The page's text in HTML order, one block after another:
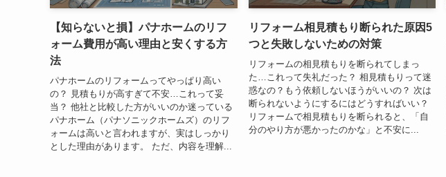
【知らないと損】パナホームのリフ
ォーム費用が高い理由と安くする方
法
パナホームのリフォームってやっぱり高い
の？ 見積もりが高すぎて不安…これって妥
当？ 他社と比較した方がいいのか迷っている
パナホーム（パナソニックホームズ）のリフ
ォームは高いと言われますが、実はしっかり
とした理由があります。 ただ、内容を理解...
リフォーム相見積もり断られた原因5
つと失敗しないための対策
リフォームの相見積もりを断られてしまっ
た…これって失礼だった？ 相見積もりって迷
惑なの？もう依頼しないほうがいいの？ 次は
断られないようにするにはどうすればいい？
リフォームで相見積もりを断られると、「自
分のやり方が悪かったのかな」と不安に...